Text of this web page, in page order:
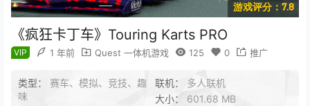
游戏评分：7.8
《疯狂卡丁车》Touring Karts PRO
VIP 1 年前 Quest 一体机游戏 125 0 推广
类型： 赛车、模拟、竞技、趣
味
联机： 多人联机
大小： 601.68 MB